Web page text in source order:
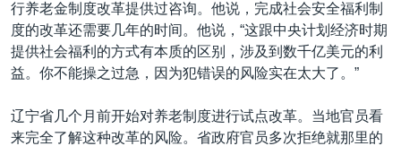
行养老金制度改革提供过咨询。他说，完成社会安全福利制
度的改革还需要几年的时间。他说，“这跟中央计划经济时期
提供社会福利的方式有本质的区别，涉及到数千亿美元的利
益。你不能操之过急，因为犯错误的风险实在太大了。”
辽宁省几个月前开始对养老制度进行试点改革。当地官员看
来完全了解这种改革的风险。省政府官员多次拒绝就那里的